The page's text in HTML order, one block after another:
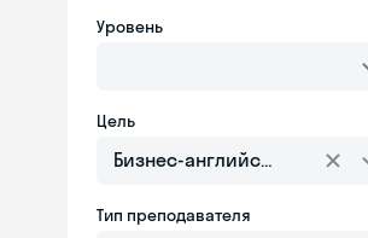
Уровень
Цель
Бизнес-английский
Тип преподавателя